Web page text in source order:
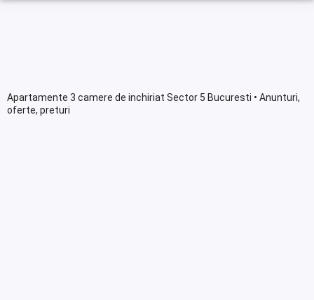
Apartamente 3 camere de inchiriat Sector 5 Bucuresti • Anunturi,
oferte, preturi